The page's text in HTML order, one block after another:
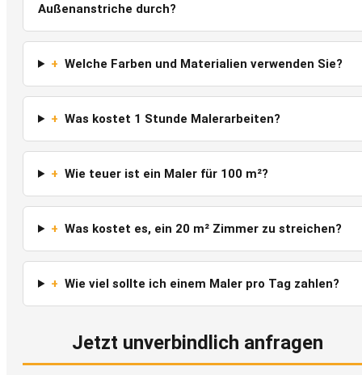
Außenanstriche durch?
+ Welche Farben und Materialien verwenden Sie?
+ Was kostet 1 Stunde Malerarbeiten?
+ Wie teuer ist ein Maler für 100 m²?
+ Was kostet es, ein 20 m² Zimmer zu streichen?
+ Wie viel sollte ich einem Maler pro Tag zahlen?
Jetzt unverbindlich anfragen